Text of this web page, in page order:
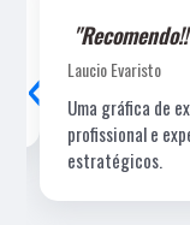
Laucio Evaristo
Uma gráfica de
profissional e
estratégicos.
‹